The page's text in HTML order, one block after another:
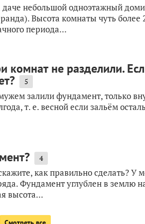
небольшой одноэтажный
Высота комнаты чуть
периода...
комнат не разделили.
5
залили фундамент, только
т. е. весной если зальëм
4
как правильно сделать? У
Фундамент углублен в землю
высота...